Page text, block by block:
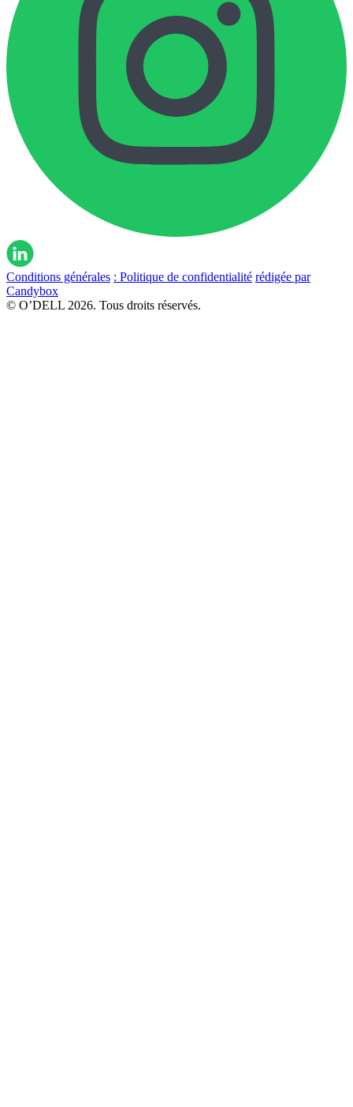
Conditions générales : Politique de confidentialité rédigée par
Candybox
© O’DELL 2026. Tous droits réservés.